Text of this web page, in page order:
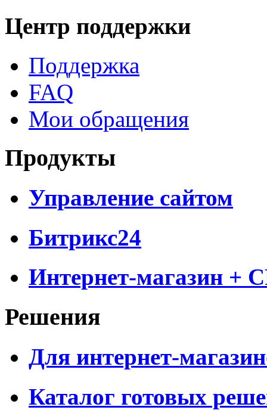
Центр поддержки
Поддержка
FAQ
Мои обращения
Продукты
Управление сайтом
Битрикс24
Интернет-магазин +
Решения
Для интернет-
Каталог готовых